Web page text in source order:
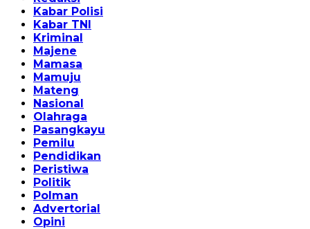
Kabar Polisi
Kabar TNI
Kriminal
Majene
Mamasa
Mamuju
Mateng
Nasional
Olahraga
Pasangkayu
Pemilu
Pendidikan
Peristiwa
Politik
Polman
Advertorial
Opini